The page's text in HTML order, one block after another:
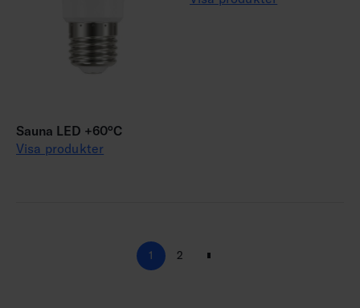
Sauna LED +60°C
Visa produkter
1 2
N